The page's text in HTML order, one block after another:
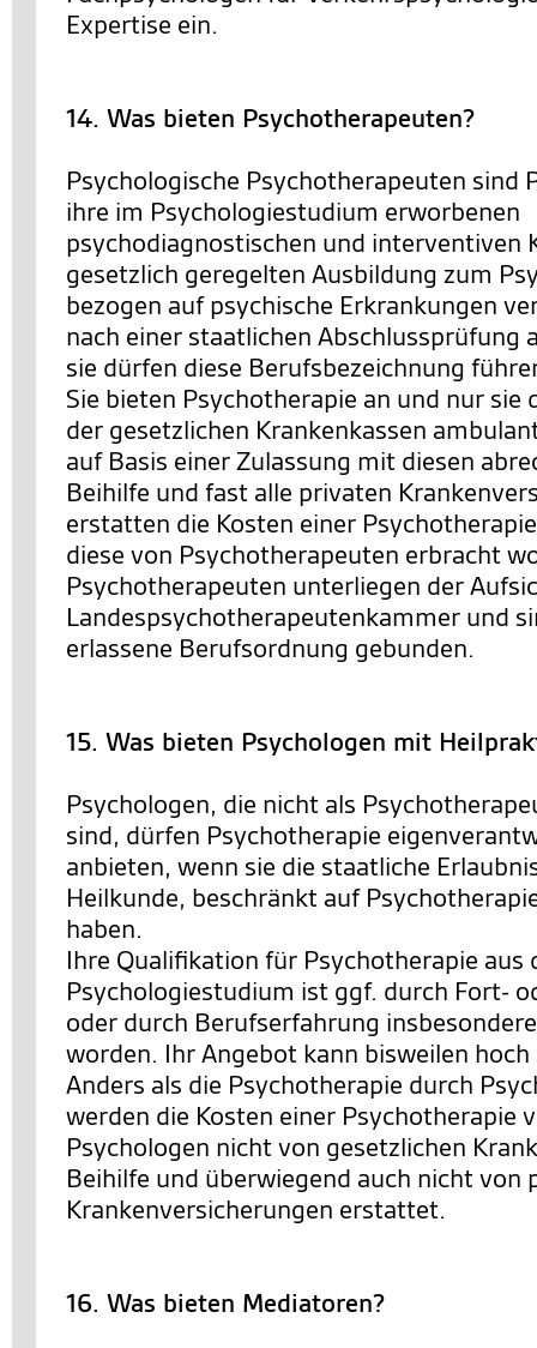
Expertise ein.
14. Was bieten Psychotherapeuten?
Psychologische Psychotherapeuten sind
ihre im Psychologiestudium erworbenen
psychodiagnostischen und interventiven
gesetzlich geregelten Ausbildung zum
bezogen auf psychische Erkrankungen
nach einer staatlichen Abschlussprüfung
sie dürfen diese Berufsbezeichnung
Sie bieten Psychotherapie an und nur sie
der gesetzlichen Krankenkassen
auf Basis einer Zulassung mit diesen
Beihilfe und fast alle privaten
erstatten die Kosten einer
diese von Psychotherapeuten erbracht
Psychotherapeuten unterliegen der
Landespsychotherapeutenkammer und
erlassene Berufsordnung gebunden.
15. Was bieten Psychologen mit
Psychologen, die nicht als
sind, dürfen Psychotherapie
anbieten, wenn sie die staatliche
Heilkunde, beschränkt auf
haben.
Ihre Qualifikation für Psychotherapie aus
Psychologiestudium ist ggf. durch Fort-
oder durch Berufserfahrung
worden. Ihr Angebot kann bisweilen
Anders als die Psychotherapie durch
werden die Kosten einer Psychotherapie
Psychologen nicht von gesetzlichen
Beihilfe und überwiegend auch nicht von
Krankenversicherungen erstattet.
16. Was bieten Mediatoren?